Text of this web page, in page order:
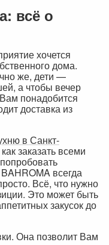
всё о
хочется
дома.
же, дети —
а чтобы вечер
понадобится
доставка из
в Санкт-
заказать всеми
всегда
Всё, что нужно
Это может быть
закусок до
Она позволит Вам